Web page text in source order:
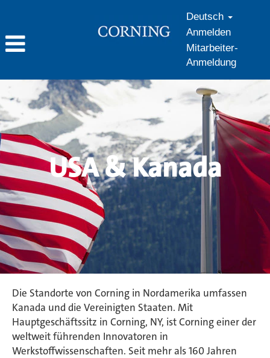
Deutsch
Anmelden
Mitarbeiter-
Anmeldung
USA
&
Kanada
USA & Kanada
Die Standorte von Corning in Nordamerika umfassen
Kanada und die Vereinigten Staaten. Mit
Hauptgeschäftssitz in Corning, NY, ist Corning einer der
weltweit führenden Innovatoren in
Werkstoffwissenschaften. Seit mehr als 160 Jahren